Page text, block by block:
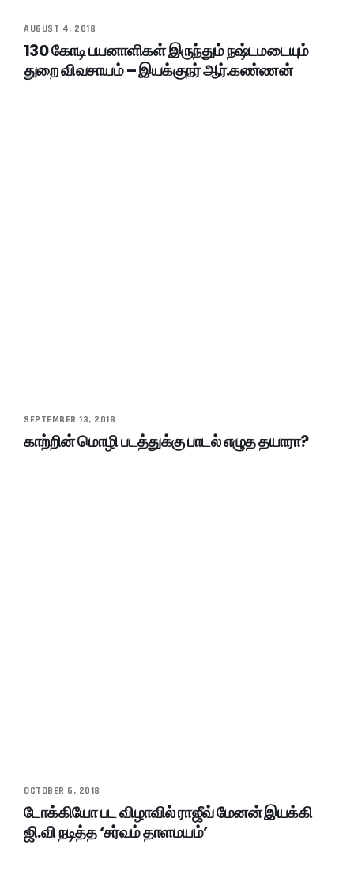
AUGUST 4, 2018
130 கோடி பயனாளிகள் இருந்தும் நஷ்டமடையும்
துறை விவசாயம் – இயக்குநர் ஆர்.கண்ணன்
SEPTEMBER 13, 2018
காற்றின் மொழி படத்துக்கு பாடல் எழுத தயாரா?
OCTOBER 6, 2018
டோக்கியோ பட விழாவில் ராஜீவ் மேனன் இயக்கி
ஜி.வி நடித்த ‘சர்வம் தாளமயம்’